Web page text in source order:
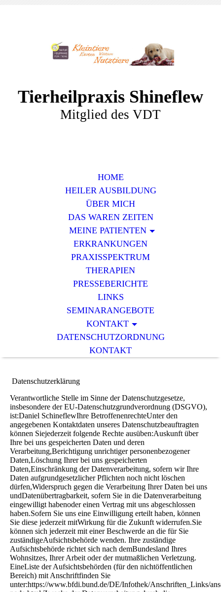
Tierheilpraxis Shineflew
Mitglied des VDT
HOME
HEILER AUSBILDUNG
ÜBER MICH
DAS WAREN ZEITEN
MEINE PATIENTEN
ERKRANKUNGEN
PRAXISSPEKTRUM
THERAPIEN
PRESSEBERICHTE
LINKS
SEMINARANGEBOTE
KONTAKT
DATENSCHUTZORDNUNG
KONTAKT
Datenschutzerklärung
Verantwortliche Stelle im Sinne der Datenschutzgesetze,
insbesondere der EU-Datenschutzgrundverordnung (DSGVO),
ist:Daniel SchineflewIhre BetroffenenrechteUnter den
angegebenen Kontaktdaten unseres Datenschutzbeauftragten
können Siejederzeit folgende Rechte ausüben:Auskunft über
Ihre bei uns gespeicherten Daten und deren
Verarbeitung,Berichtigung unrichtiger personenbezogener
Daten,Löschung Ihrer bei uns gespeicherten
Daten,Einschränkung der Datenverarbeitung, sofern wir Ihre
Daten aufgrundgesetzlicher Pflichten noch nicht löschen
dürfen,Widerspruch gegen die Verarbeitung Ihrer Daten bei uns
undDatenübertragbarkeit, sofern Sie in die Datenverarbeitung
eingewilligt habenoder einen Vertrag mit uns abgeschlossen
haben.Sofern Sie uns eine Einwilligung erteilt haben, können
Sie diese jederzeit mitWirkung für die Zukunft widerrufen.Sie
können sich jederzeit mit einer Beschwerde an die für Sie
zuständigeAufsichtsbehörde wenden. Ihre zuständige
Aufsichtsbehörde richtet sich nach demBundesland Ihres
Wohnsitzes, Ihrer Arbeit oder der mutmaßlichen Verletzung.
EineListe der Aufsichtsbehörden (für den nichtöffentlichen
Bereich) mit Anschriftfinden Sie
unter:https://www.bfdi.bund.de/DE/Infothek/Anschriften_Links/